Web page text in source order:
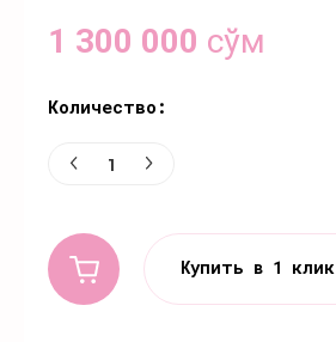
1 300 000 сўм
Количество:
Купить в 1 клик